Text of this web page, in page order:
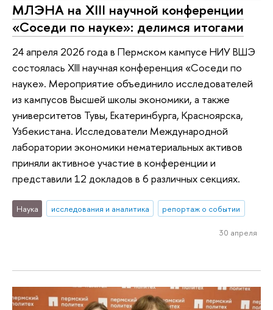
МЛЭНА на XIII научной конференции
«Соседи по науке»: делимся итогами
24 апреля 2026 года в Пермском кампусе НИУ ВШЭ
состоялась XIII научная конференция «Соседи по
науке». Мероприятие объединило исследователей
из кампусов Высшей школы экономики, а также
университетов Тувы, Екатеринбурга, Красноярска,
Узбекистана. Исследователи Международной
лаборатории экономики нематериальных активов
приняли активное участие в конференции и
представили 12 докладов в 6 различных секциях.
Наука исследования и аналитика репортаж о событии
30 апреля